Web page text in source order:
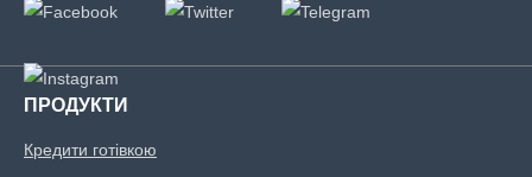
ПРОДУКТИ
Кредити готівкою